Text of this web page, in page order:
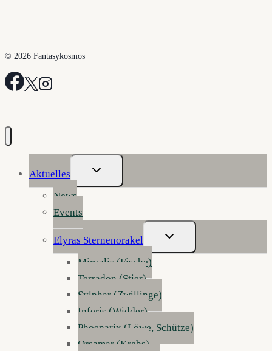
© 2026 Fantasykosmos
Aktuelles
Untermenü
Umschalten
News
Events
Elyras Sternenorakel
Untermenü
Umschalten
Mirvalis (Fische)
Terradon (Stier)
Sylphar (Zwillinge)
Inferis (Widder)
Phoenarix (Löwe, Schütze)
Orsamar (Krebs)